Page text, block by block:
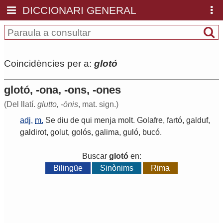
DICCIONARI GENERAL
Coincidències per a: glotó
glotó, -ona, -ons, -ones
(Del llatí. glutto, -ōnis, mat. sign.)
adj. m. Se diu de qui menja molt. Golafre, fartó, galduf,
galdirot, golut, golós, galima, guló, bucó.
Buscar glotóen:
Bilingüe
Sinònims Rima